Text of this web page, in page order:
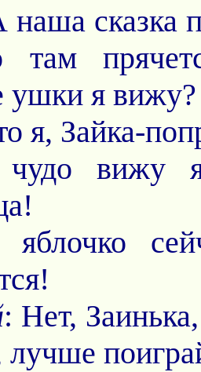
наша сказка
там
ушки я вижу?
я, Зайка-
вижу
яблочко
: Нет,
лучше